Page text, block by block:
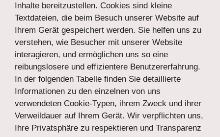
Inhalte bereitzustellen. Cookies sind kleine
Textdateien, die beim Besuch unserer Website auf
Ihrem Gerät gespeichert werden. Sie helfen uns zu
verstehen, wie Besucher mit unserer Website
interagieren, und ermöglichen uns so eine
reibungslosere und effizientere Benutzererfahrung.
In der folgenden Tabelle finden Sie detaillierte
Informationen zu den einzelnen von uns
verwendeten Cookie-Typen, ihrem Zweck und ihrer
Verweildauer auf Ihrem Gerät. Wir verpflichten uns,
Ihre Privatsphäre zu respektieren und Transparenz